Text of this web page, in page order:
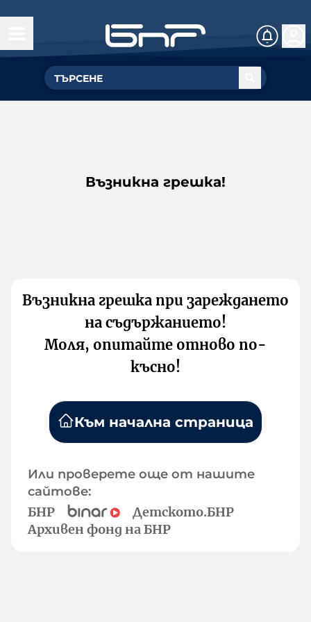
Възникна грешка!
Възникна грешка при зареждането
на съдържанието!
Моля, опитайте отново по-
късно!
Към начална страница
Или проверете още от нашите
сайтове:
БНР
Детското.БНР
Архивен фонд на БНР